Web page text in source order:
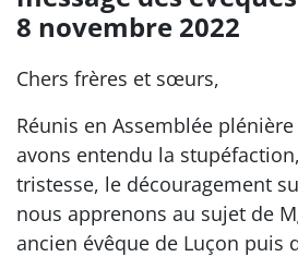
8 novembre 2022
Chers frères et sœurs,
Réunis en Assemblée
avons entendu la
tristesse, le découragement
nous apprenons au sujet de
ancien évêque de Luçon puis